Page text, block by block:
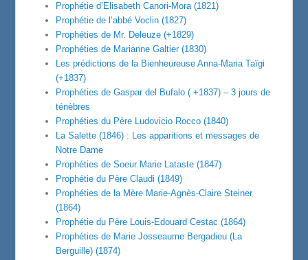
Prophétie d’Elisabeth Canori-Mora (1821)
Prophétie de l’abbé Voclin (1827)
Prophéties de Mr. Deleuze (+1829)
Prophéties de Marianne Galtier (1830)
Les prédictions de la Bienheureuse Anna-Maria Taïgi
(+1837)
Prophéties de Gaspar del Bufalo ( +1837) – 3 jours de
ténèbres
Prophéties du Père Ludovicio Rocco (1840)
La Salette (1846) : Les apparitions et messages de
Notre Dame
Prophéties de Soeur Marie Lataste (1847)
Prophétie du Père Claudi (1849)
Prophéties de la Mère Marie-Agnès-Claire Steiner
(1864)
Prophétie du Père Louis-Edouard Cestac (1864)
Prophéties de Marie Josseaume Bergadieu (La
Berguille) (1874)